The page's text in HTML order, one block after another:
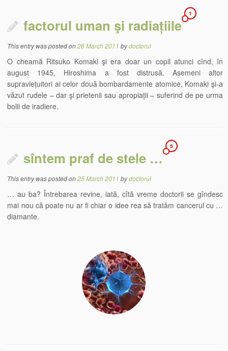
factorul uman şi radiațiile
1
This entry was posted on26 March 2011 bydoctorul
O cheamă Ritsuko Komaki şi era doar un copil atunci cînd, în
august 1945, Hiroshima a fost distrusă. Asemeni altor
supraviețuitori ai celor două bombardamente atomice, Komaki şi-a
văzut rudele – dar şi prietenii sau apropiații – suferind de pe urma
bolii de iradiere.
sîntem praf de stele …
5
This entry was posted on25 March 2011 bydoctorul
… au ba? Întrebarea revine, iată, cîtă vreme doctorii se gîndesc
mai nou că poate nu ar fi chiar o idee rea să tratăm cancerul cu …
diamante.